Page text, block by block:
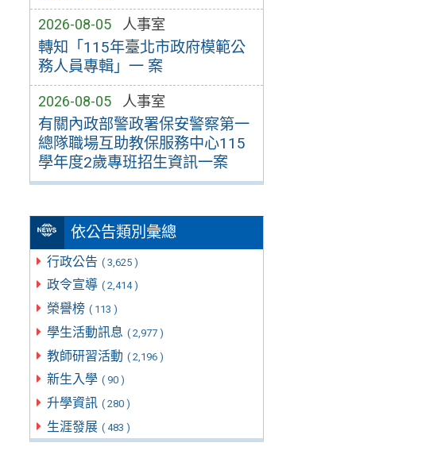
2026-08-05 人事室
轉知「115年臺北市政府模範公
務人員專輯」一 案
2026-08-05 人事室
有關內政部警政署保安警察第一
總隊職場互助教保服務中心115
學年度2歲專班招生資訊一案
依公告類別彙總
行政公告 ( 3,625 )
政令宣導 ( 2,414 )
榮譽榜 ( 113 )
學生活動訊息 ( 2,977 )
教師研習活動 ( 2,196 )
新生入學 ( 90 )
升學資訊 ( 280 )
生涯發展 ( 483 )